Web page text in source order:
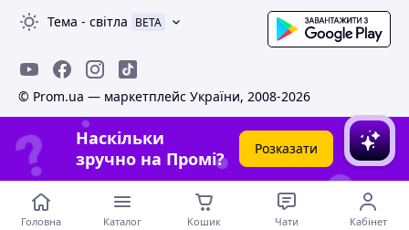
Тема - світла BETA
© Prom.ua — маркетплейс України, 2008-2026
Наскільки
зручно на Промі?
Розказати
Головна Каталог Кошик Чати Кабінет